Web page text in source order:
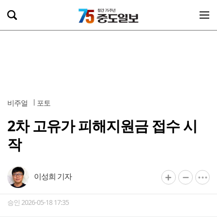
비주얼 포토
2차 고유가 피해지원금 접수 시
작
이성희 기자
승인 2026-05-18 17:35